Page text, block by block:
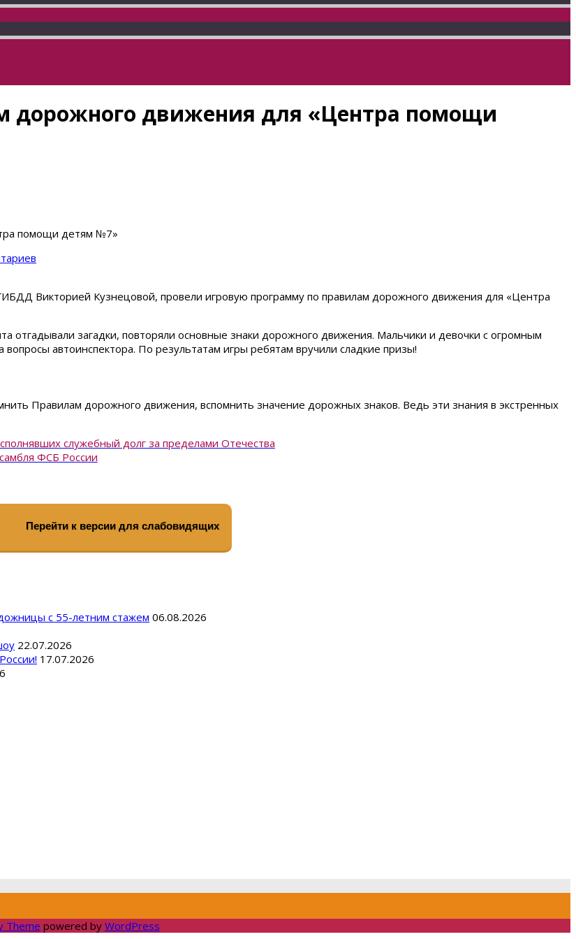
дорожного движения для «Центра помощи
помощи детям №7»
Викторией Кузнецовой, провели игровую программу по правилам дорожного движения для «Центра
отгадывали загадки, повторяли основные знаки дорожного движения. Мальчики и девочки с огромным
автоинспектора. По результатам игры ребятам вручили сладкие призы!
Правилам дорожного движения, вспомнить значение дорожных знаков. Ведь эти знания в экстренных
служебный долг за пределами Отечества
ФСБ России
Перейти к версии для слабовидящих
с 55-летним стажем 06.08.2026
22.07.2026
17.07.2026
Theme powered by WordPress